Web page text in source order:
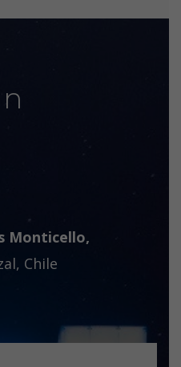
Monticello,
Chile